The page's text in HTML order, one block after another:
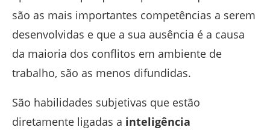
são as mais importantes competências a serem
desenvolvidas e que a sua ausência é a causa
da maioria dos conflitos em ambiente de
trabalho, são as menos difundidas.
São habilidades subjetivas que estão
diretamente ligadas a inteligência